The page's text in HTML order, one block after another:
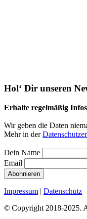
Hol‘ Dir unseren
Erhalte regelmäßig
Wir geben die Daten
Mehr in der
Dein Name
Email
Impressum | Datenschutz
© Copyright 2018-2025.